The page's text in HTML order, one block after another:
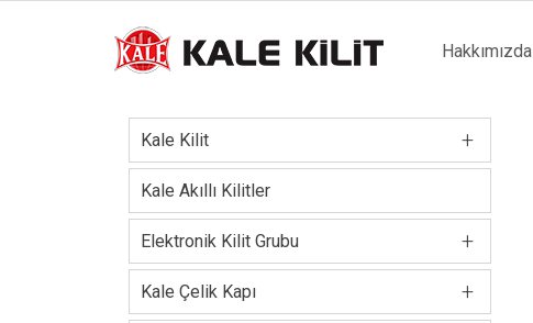
Main
Hakkımızda
+
Kale Kilit
Kale Akıllı Kilitler
+
Elektronik Kilit Grubu
+
Kale Çelik Kapı